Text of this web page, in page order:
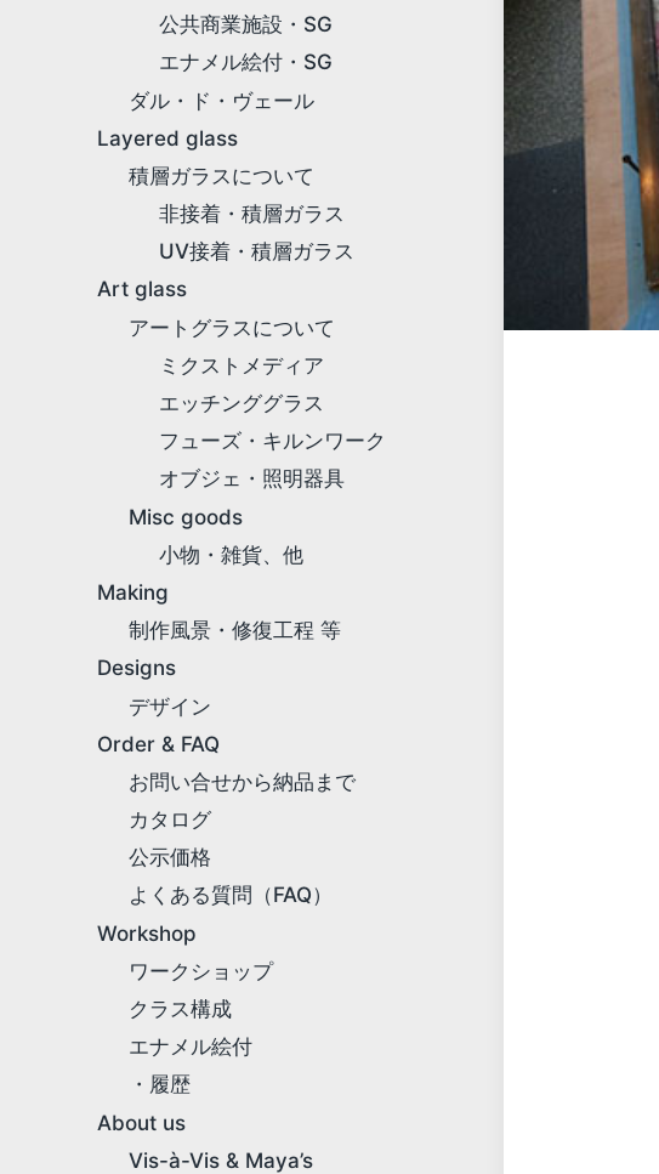
公共商業施設・SG
エナメル絵付・SG
ダル・ド・ヴェール
Layered glass
積層ガラスについて
非接着・積層ガラス
UV接着・積層ガラス
Art glass
アートグラスについて
ミクストメディア
エッチンググラス
フューズ・キルンワーク
オブジェ・照明器具
Misc goods
小物・雑貨、他
Making
制作風景・修復工程 等
Designs
デザイン
Order & FAQ
お問い合せから納品まで
カタログ
公示価格
よくある質問（FAQ）
Workshop
ワークショップ
クラス構成
エナメル絵付
・履歴
About us
Vis-à-Vis & Maya’s